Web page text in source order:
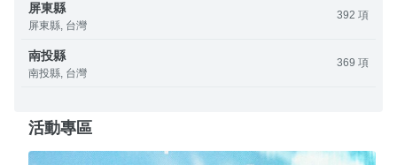
屏東縣
屏東縣, 台灣
392 項
南投縣
南投縣, 台灣
369 項
活動專區